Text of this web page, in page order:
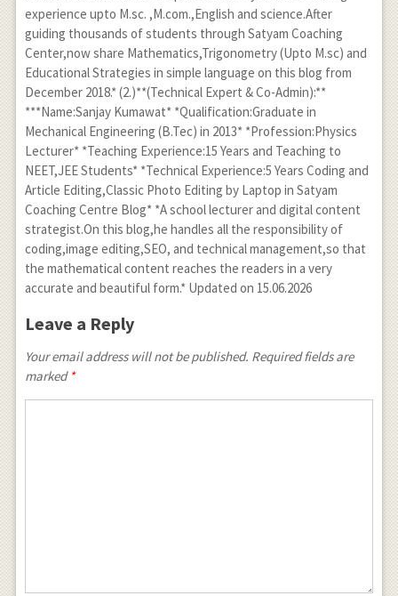
experience upto M.sc. ,M.com.,English and science.After
guiding thousands of students through Satyam Coaching
Center,now share Mathematics,Trigonometry (Upto M.sc) and
Educational Strategies in simple language on this blog from
December 2018.* (2.)**(Technical Expert & Co-Admin):**
***Name:Sanjay Kumawat* *Qualification:Graduate in
Mechanical Engineering (B.Tec) in 2013* *Profession:Physics
Lecturer* *Teaching Experience:15 Years and Teaching to
NEET,JEE Students* *Technical Experience:5 Years Coding and
Article Editing,Classic Photo Editing by Laptop in Satyam
Coaching Centre Blog* *A school lecturer and digital content
strategist.On this blog,he handles all the responsibility of
coding,image editing,SEO, and technical management,so that
the mathematical content reaches the readers in a very
accurate and beautiful form.* Updated on 15.06.2026
Leave a Reply
Your email address will not be published. Required fields are
marked *